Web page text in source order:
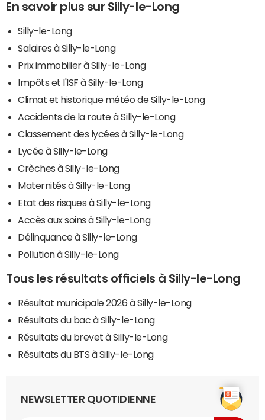
En savoir plus sur Silly-le-Long
Silly-le-Long
Salaires à Silly-le-Long
Prix immobilier à Silly-le-Long
Impôts et l'ISF à Silly-le-Long
Climat et historique météo de Silly-le-Long
Accidents de la route à Silly-le-Long
Classement des lycées à Silly-le-Long
Lycée à Silly-le-Long
Crèches à Silly-le-Long
Maternités à Silly-le-Long
Etat des risques à Silly-le-Long
Accès aux soins à Silly-le-Long
Délinquance à Silly-le-Long
Pollution à Silly-le-Long
Tous les résultats officiels à Silly-le-Long
Résultat municipale 2026 à Silly-le-Long
Résultats du bac à Silly-le-Long
Résultats du brevet à Silly-le-Long
Résultats du BTS à Silly-le-Long
NEWSLETTER QUOTIDIENNE